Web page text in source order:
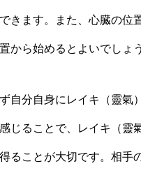
きます。また、心臓の
から始めるとよいでしょう
自分自身にレイキ（靈氣
じることで、レイキ（靈
ることが大切です。相手